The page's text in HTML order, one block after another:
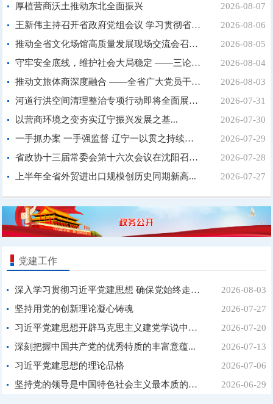
厚植营商沃土推动东北全面振兴
2026-08-07
王新伟主持召开省政府党组会议 学习贯彻省委十三届...
2026-08-06
推动全省文化场馆高质量发展现场交流会召开...
2026-08-05
守牢安全底线，维护社会大局稳定 ——三论学习贯彻...
2026-08-04
推动文旅体商深度融合 ——全省广大党员干部群众深...
2026-08-03
河道行洪空间清理整治专项行动即将全面展开...
2026-07-31
以营商环境之变夯实辽宁振兴发展之基...
2026-07-30
一手抓办案 一手强监督 辽宁一以贯之持续纠治营商环...
2026-07-29
省政协十三届常委会第十六次会议在沈阳召开 周波主...
2026-07-28
上半年全省外贸进出口规模创历史同期新高...
2026-07-27
党建工作
深入学习贯彻习近平党建思想 确保党始终走在时...
2026-08-03
坚持用党的创新理论凝心铸魂
2026-07-27
习近平党建思想开辟马克思主义建党学说中国化时...
2026-07-20
深刻把握中国共产党的优秀特质的丰富意蕴...
2026-07-13
习近平党建思想的理论品格
2026-07-06
坚持党的领导是中国特色社会主义最本质的特征...
2026-06-29